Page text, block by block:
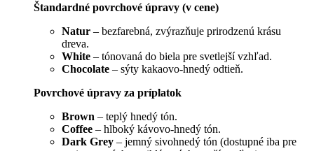
Štandardné povrchové úpravy (v cene)
Natur – bezfarebná, zvýrazňuje prirodzenú krásu
dreva.
White – tónovaná do biela pre svetlejší vzhľad.
Chocolate – sýty kakaovo-hnedý odtieň.
Povrchové úpravy za príplatok
Brown – teplý hnedý tón.
Coffee – hlboký kávovo-hnedý tón.
Dark Grey – jemný sivohnedý tón (dostupné iba pre